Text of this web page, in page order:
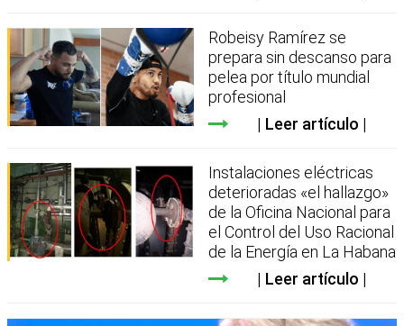
Robeisy Ramírez se
prepara sin descanso para
pelea por título mundial
profesional
Leer artículo
Instalaciones eléctricas
deterioradas «el hallazgo»
de la Oficina Nacional para
el Control del Uso Racional
de la Energía en La Habana
Leer artículo